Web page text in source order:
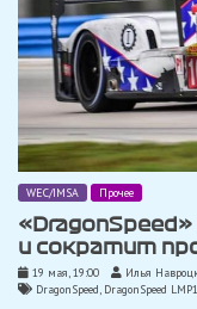
WEC/IMSA Прочее
и сократит
19 мая, 19:00
Илья
DragonSpeed, DragonSpeed LMP1